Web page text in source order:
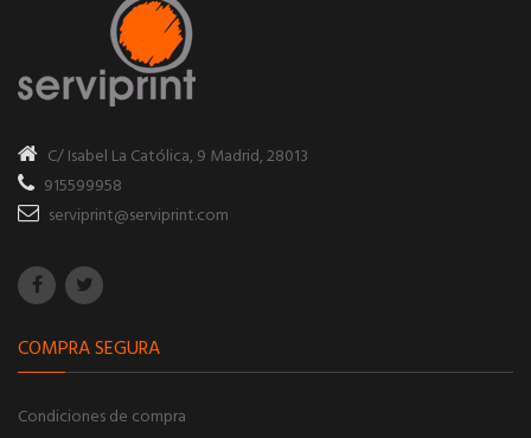
C/ Isabel La Católica, 9 Madrid, 28013
915599958
serviprint@serviprint.com
COMPRA SEGURA
Condiciones de compra